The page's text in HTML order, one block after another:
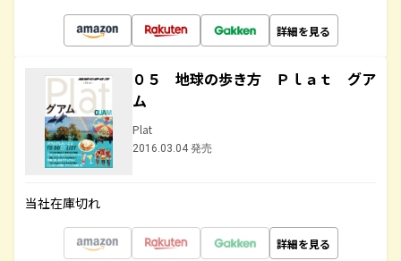
詳細を見る
０５ 地球の歩き方 Ｐｌａｔ グア
ム
Plat
2016.03.04 発売
当社在庫切れ
詳細を見る